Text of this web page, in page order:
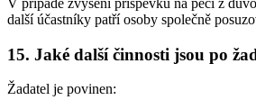
V případě zvýšení příspěvku na péči z
další účastníky patří osoby společně
15. Jaké další činnosti jsou po
Žadatel je povinen: